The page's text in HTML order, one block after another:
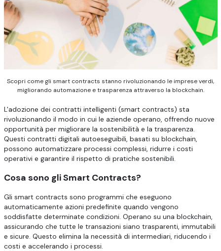
Scopri come gli smart contracts stanno rivoluzionando le imprese verdi,
migliorando automazione e trasparenza attraverso la blockchain.
L'adozione dei contratti intelligenti (smart contracts) sta
rivoluzionando il modo in cui le aziende operano, offrendo nuove
opportunità per migliorare la sostenibilità e la trasparenza.
Questi contratti digitali autoeseguibili, basati su blockchain,
possono automatizzare processi complessi, ridurre i costi
operativi e garantire il rispetto di pratiche sostenibili.
Cosa sono gli Smart Contracts?
Gli smart contracts sono programmi che eseguono
automaticamente azioni predefinite quando vengono
soddisfatte determinate condizioni. Operano su una blockchain,
assicurando che tutte le transazioni siano trasparenti, immutabili
e sicure. Questo elimina la necessità di intermediari, riducendo i
costi e accelerando i processi.